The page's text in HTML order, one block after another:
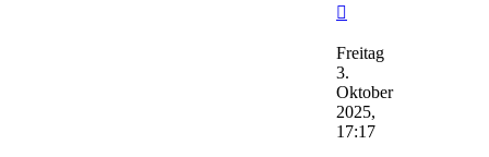
Beitrag
Freitag
3.
Oktober
2025,
17:17